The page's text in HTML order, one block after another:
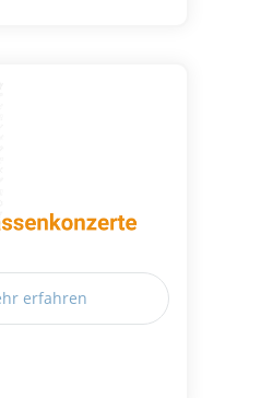
erfahren